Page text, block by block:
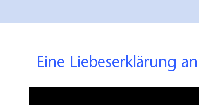
Eine Liebeserklärung